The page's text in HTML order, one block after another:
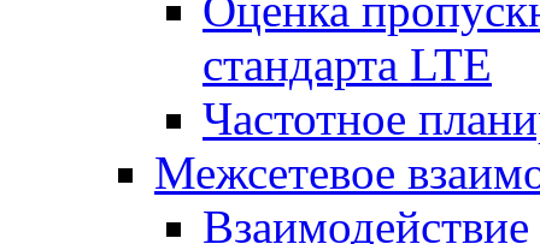
стандарта LTE
Частотное
Межсетевое